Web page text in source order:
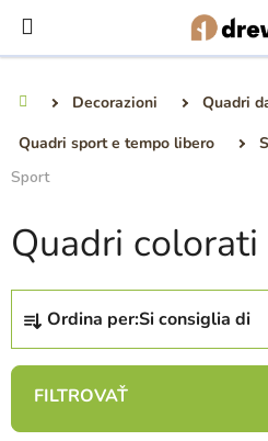
contenuto
Decorazioni
Quadri
Quadri sport e tempo libero
Sport
Quadri
O
d
n
Ordina per:Si consiglia di